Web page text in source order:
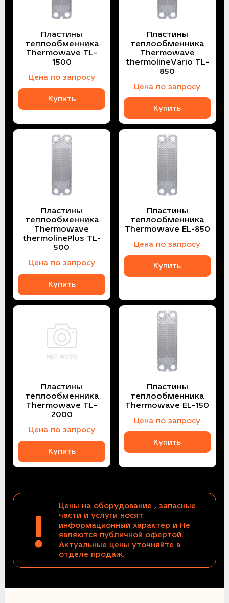
Пластины
теплообменника
Thermowave TL-
1500
Цена по запросу
Купить
Пластины
теплообменника
Thermowave
thermolineVario TL-
850
Цена по запросу
Купить
Пластины
теплообменника
Thermowave
thermolinePlus TL-
500
Цена по запросу
Купить
Пластины
теплообменника
Thermowave EL-850
Цена по запросу
Купить
Пластины
теплообменника
Thermowave TL-
2000
Цена по запросу
Купить
Пластины
теплообменника
Thermowave EL-150
Цена по запросу
Купить
!
Цены на оборудование , запасные
части и услуги носят
информационный характер и Не
являются публичной офертой.
Актуальные цены уточняйте в
отделе продаж.